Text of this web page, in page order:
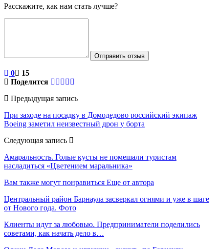
Расскажите, как нам стать лучше?
Отправить отзыв
0
15
Поделится
Предыдущая запись
При заходе на посадку в Домодедово российский экипаж
Boeing заметил неизвестный дрон у борта
Следующая запись
Амаральность. Голые кусты не помешали туристам
насладиться «Цветением маральника»
Вам также могут понравиться Еще от автора
Центральный район Барнаула засверкал огнями и уже в шаге
от Нового года. Фото
Клиенты идут за любовью. Предприниматели поделились
советами, как начать дело в…